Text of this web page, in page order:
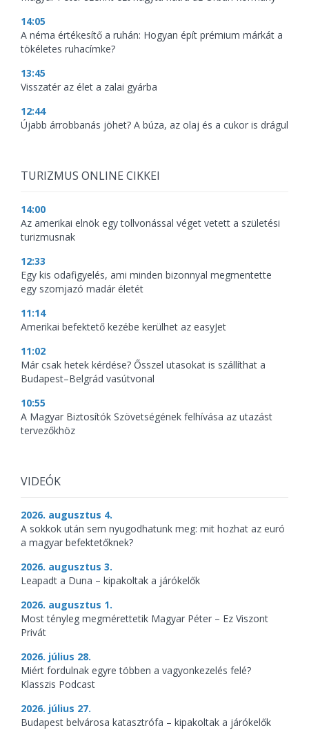
14:05
A néma értékesítő a ruhán: Hogyan épít prémium márkát a
tökéletes ruhacímke?
13:45
Visszatér az élet a zalai gyárba
12:44
Újabb árrobbanás jöhet? A búza, az olaj és a cukor is drágul
TURIZMUS ONLINE CIKKEI
14:00
Az amerikai elnök egy tollvonással véget vetett a születési
turizmusnak
12:33
Egy kis odafigyelés, ami minden bizonnyal megmentette
egy szomjazó madár életét
11:14
Amerikai befektető kezébe kerülhet az easyJet
11:02
Már csak hetek kérdése? Ősszel utasokat is szállíthat a
Budapest–Belgrád vasútvonal
10:55
A Magyar Biztosítók Szövetségének felhívása az utazást
tervezőkhöz
VIDEÓK
2026. augusztus 4.
A sokkok után sem nyugodhatunk meg: mit hozhat az euró
a magyar befektetőknek?
2026. augusztus 3.
Leapadt a Duna – kipakoltak a járókelők
2026. augusztus 1.
Most tényleg megmérettetik Magyar Péter – Ez Viszont
Privát
2026. július 28.
Miért fordulnak egyre többen a vagyonkezelés felé?
Klasszis Podcast
2026. július 27.
Budapest belvárosa katasztrófa – kipakoltak a járókelők